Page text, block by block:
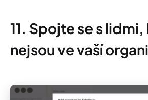
11. Spojte se s
nejsou ve vaší